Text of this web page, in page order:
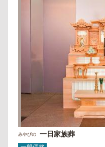
みやびの 一日家族葬